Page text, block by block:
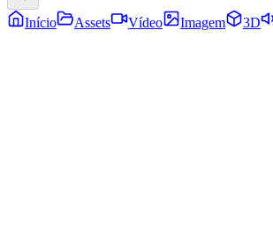
Início Assets Vídeo Imagem 3D